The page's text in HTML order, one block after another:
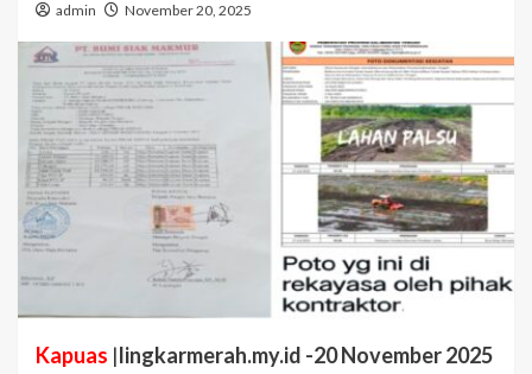
admin November 20, 2025
Kapuas |lingkarmerah.my.id -20 November 2025